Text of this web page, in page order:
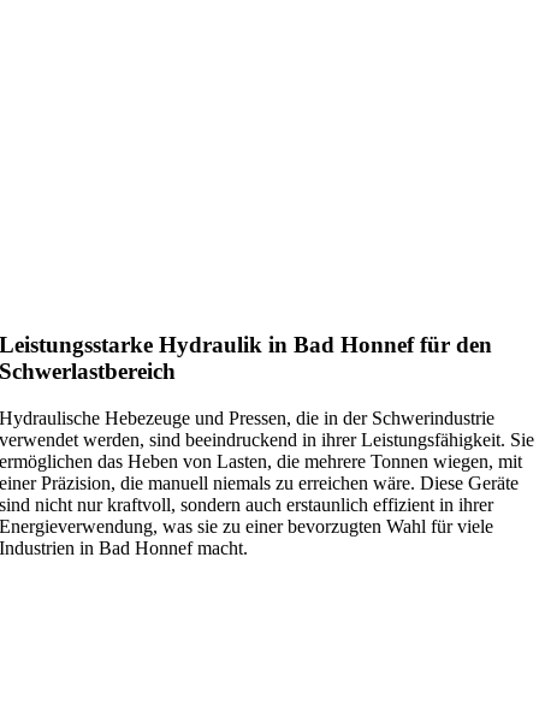
Leistungsstarke Hydraulik in Bad Honnef für den
Schwerlastbereich
Hydraulische Hebezeuge und Pressen, die in der Schwerindustrie
verwendet werden, sind beeindruckend in ihrer Leistungsfähigkeit. Sie
ermöglichen das Heben von Lasten, die mehrere Tonnen wiegen, mit
einer Präzision, die manuell niemals zu erreichen wäre. Diese Geräte
sind nicht nur kraftvoll, sondern auch erstaunlich effizient in ihrer
Energieverwendung, was sie zu einer bevorzugten Wahl für viele
Industrien in Bad Honnef macht.